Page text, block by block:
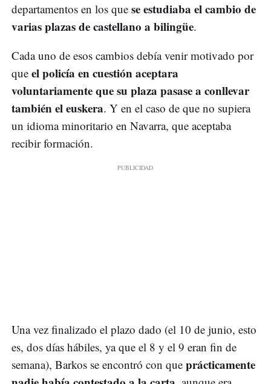
departamentos en los que se estudiaba el cambio de
varias plazas de castellano a bilingüe.
Cada uno de esos cambios debía venir motivado por
que el policía en cuestión aceptara
voluntariamente que su plaza pasase a conllevar
también el euskera. Y en el caso de que no supiera
un idioma minoritario en Navarra, que aceptaba
recibir formación.
Una vez finalizado el plazo dado (el 10 de junio, esto
es, dos días hábiles, ya que el 8 y el 9 eran fin de
semana), Barkos se encontró con que prácticamente